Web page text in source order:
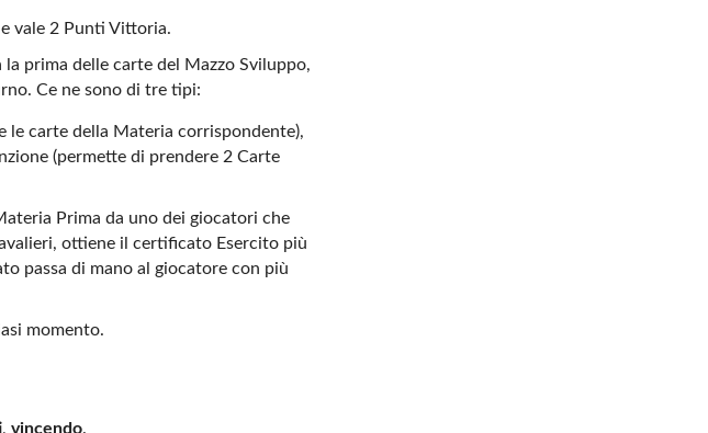
vale 2 Punti Vittoria.
prima delle carte del Mazzo Sviluppo,
Ce ne sono di tre tipi:
le carte della Materia corrispondente),
(permette di prendere 2 Carte
Prima da uno dei giocatori che
ottiene il certificato Esercito più
passa di mano al giocatore con più
momento.
, vincendo.